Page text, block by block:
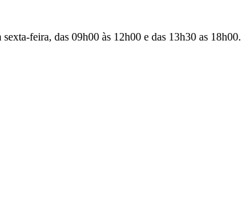
feira, das 09h00 às 12h00 e das 13h30 as 18h00.